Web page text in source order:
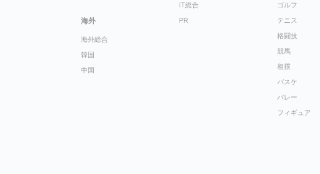
海外
海外総合
韓国
中国
IT総合
PR
ゴルフ
テニス
格闘技
競馬
相撲
バスケ
バレー
フィギュア